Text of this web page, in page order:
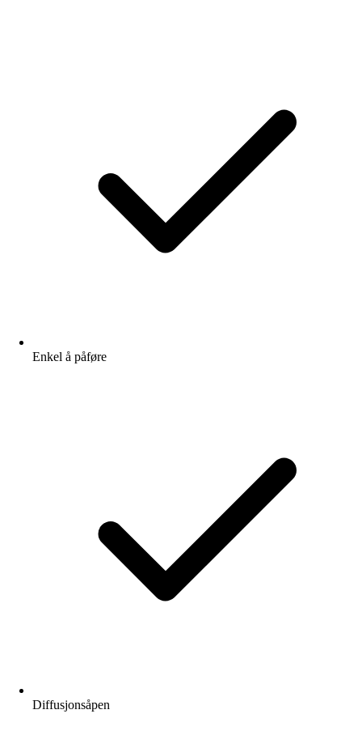
Enkel å påføre
Diffusjonsåpen